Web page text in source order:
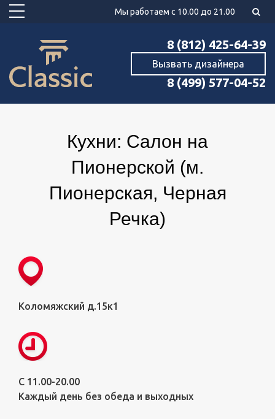
Мы работаем с 10.00 до 21.00
8 (812) 425-64-39
Вызвать дизайнера
8 (499) 577-04-52
Кухни: Салон на
Пионерской (м.
Пионерская, Черная
Речка)
Коломяжский д.15к1
С 11.00-20.00
Каждый день без обеда и выходных